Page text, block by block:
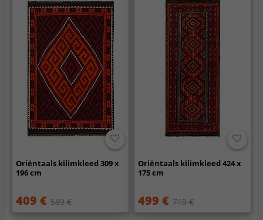
Oriëntaals kilimkleed 309 x
196 cm
409 € 589 €
Oriëntaals kilimkleed 424 x
175 cm
499 € 719 €